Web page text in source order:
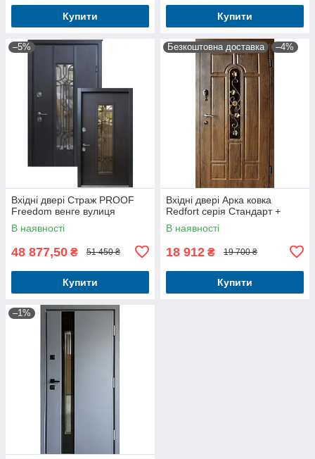
Купити Купити
–5%
Вхідні двері Страж PROOF
Freedom венге вулиця
В наявності
48 877,50 ₴ 51 450 ₴
Купити
Безкоштовна доставка –4%
Вхідні двері Арка ковка
Redfort серія Стандарт +
В наявності
18 912 ₴ 19 700 ₴
Купити
–1%